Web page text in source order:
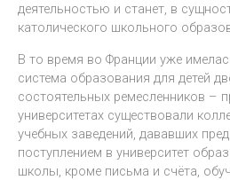
деятельностью и станет, в
католического школьного
В то время во Франции уже
система образования для детей
состоятельных ремесленников –
университетах существовали
учебных заведений, дававших
поступлением в университет
школы, кроме письма и счёта,